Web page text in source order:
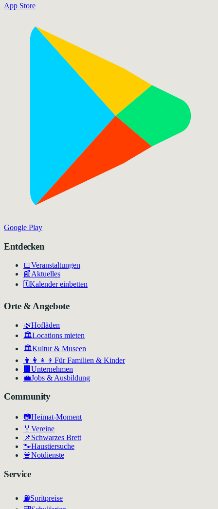
App Store
Google Play
Entdecken
📅Veranstaltungen
📰Aktuelles
🗓️Kalender einbetten
Orte & Angebote
🌿Hofläden
🏛️Locations mieten
🏛Kultur & Museen
👨‍👩‍👧‍👦 Für Familien & Kinder
🏢 Unternehmen
💼Jobs & Ausbildung
Community
📷Heimat-Moment
🏅 Vereine
📌Schwarzes Brett
🐾Haustiersuche
🚨Notdienste
Service
⛽Spritpreise